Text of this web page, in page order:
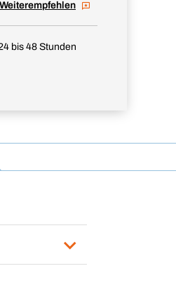
Weiterempfehlen
bis 48 Stunden